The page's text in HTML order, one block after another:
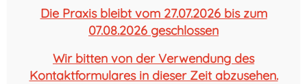
Die Praxis bleibt vom 27.07.2026 bis zum
07.08.2026 geschlossen
Wir bitten von der Verwendung des
Kontaktformulares in dieser Zeit abzusehen.